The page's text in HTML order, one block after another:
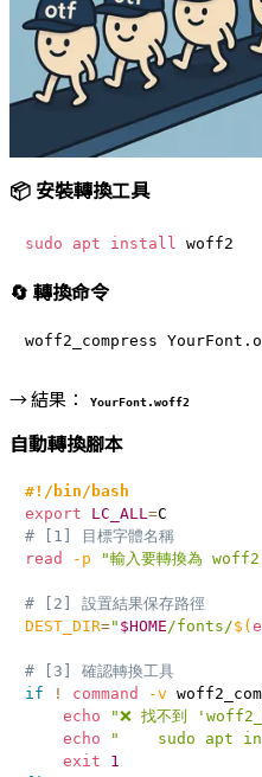
📦 安裝轉換工具
sudo apt install
🔄 轉換命令
→ 結果： YourFont.woff2
自動轉換腳本
#!/bin/bash
export
LC_ALL=
# [1] 目標字體名稱
read
-p "輸入要轉換為
# [2] 設置結果保存路徑
DEST_DIR=" $HOME/fonts/$(
# [3] 確認轉換工具
if
! command -v
echo
"❌ 找不到
echo
"    sudo apt
exit
1